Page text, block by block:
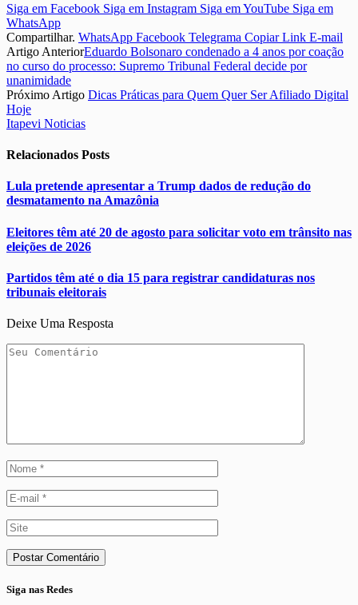
Siga em Facebook Siga em Instagram Siga em YouTube Siga em
WhatsApp
Compartilhar. WhatsApp Facebook Telegrama Copiar Link E-mail
Artigo AnteriorEduardo Bolsonaro condenado a 4 anos por coação
no curso do processo: Supremo Tribunal Federal decide por
unanimidade
Próximo Artigo Dicas Práticas para Quem Quer Ser Afiliado Digital
Hoje
Itapevi Noticias
Relacionados Posts
Lula pretende apresentar a Trump dados de redução do
desmatamento na Amazônia
Eleitores têm até 20 de agosto para solicitar voto em trânsito nas
eleições de 2026
Partidos têm até o dia 15 para registrar candidaturas nos
tribunais eleitorais
Deixe Uma Resposta
Siga nas Redes